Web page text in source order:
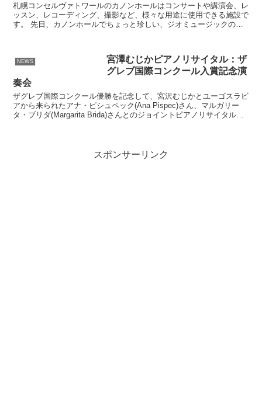
札幌コンセルヴァトワールのカノンホールはコンサートや講演会、レ
ッスン、レコーディング、撮影など、様々な用途に使用できる施設で
す。 先日、カノンホールでちょっと珍しい、ジオミュージックのコ
NEWS
宮澤むじかピアノリサイタル：ザ
グレブ国際コンクール入賞記念演
奏会
ザグレブ国際コンクール優勝を記念して、宮沢むじかとユーゴスラビ
アから来られたアナ・ピシュペック(Ana Pispec)さん、マルガリー
タ・ブリダ(Margarita Brida)さんとのジョイントピアノリサイタルが
スポンサーリンク